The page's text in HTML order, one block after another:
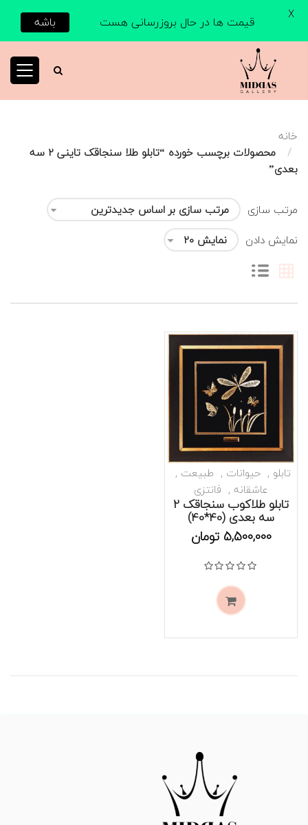
خانه
محصولات برچسب خورده “تابلو طلا سنجاقک تاینی 2 سه
بعدی”
مرتب سازی
نمایش دادن
موجود است
تابلو حیوانات
طبیعت
عاشقانه
فانتزی
تابلو طلاکوب سنجاقک 2
سه بعدی (40*40)
5,500,000 تومان
نمره0از 5
قیمت ها در حال بروزرسانی هست باشه X